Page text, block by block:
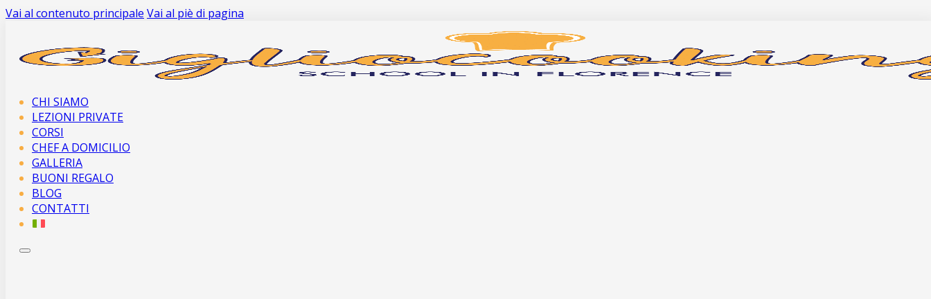
Vai al contenuto principale Vai al piè di pagina
CHI SIAMO
LEZIONI PRIVATE
CORSI
CHEF A DOMICILIO
GALLERIA
BUONI REGALO
BLOG
CONTATTI